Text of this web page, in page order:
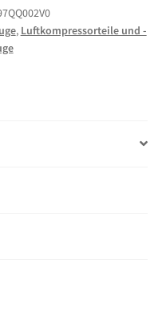
, Luftkompressorteile und -